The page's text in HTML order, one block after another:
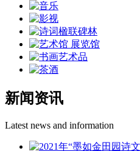
新闻资讯
Latest news and information